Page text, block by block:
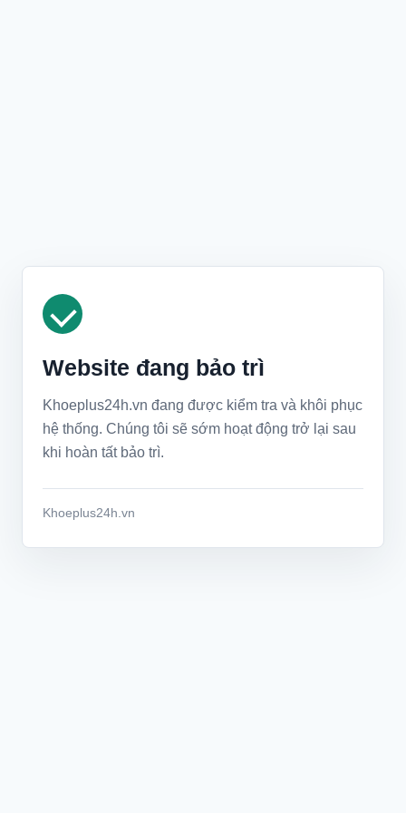
Website đang bảo trì
Khoeplus24h.vn đang được kiểm tra và khôi phục
hệ thống. Chúng tôi sẽ sớm hoạt động trở lại sau
khi hoàn tất bảo trì.
Khoeplus24h.vn